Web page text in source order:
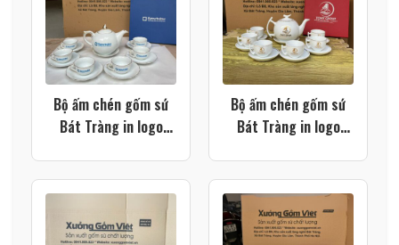
Bộ ấm chén gốm sứ
Bát Tràng in logo
AC119
Bộ ấm chén gốm sứ
Bát Tràng in logo